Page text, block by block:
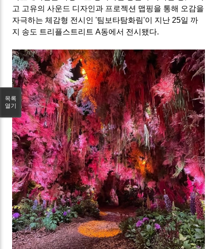
고 고유의 사운드 디자인과 프로젝션 맵핑을 통해 오감을
자극하는 체감형 전시인 '팀보타탐화림'이 지난 25일 까
지 송도 트리플스트리트 A동에서 전시됐다.
목록
열기